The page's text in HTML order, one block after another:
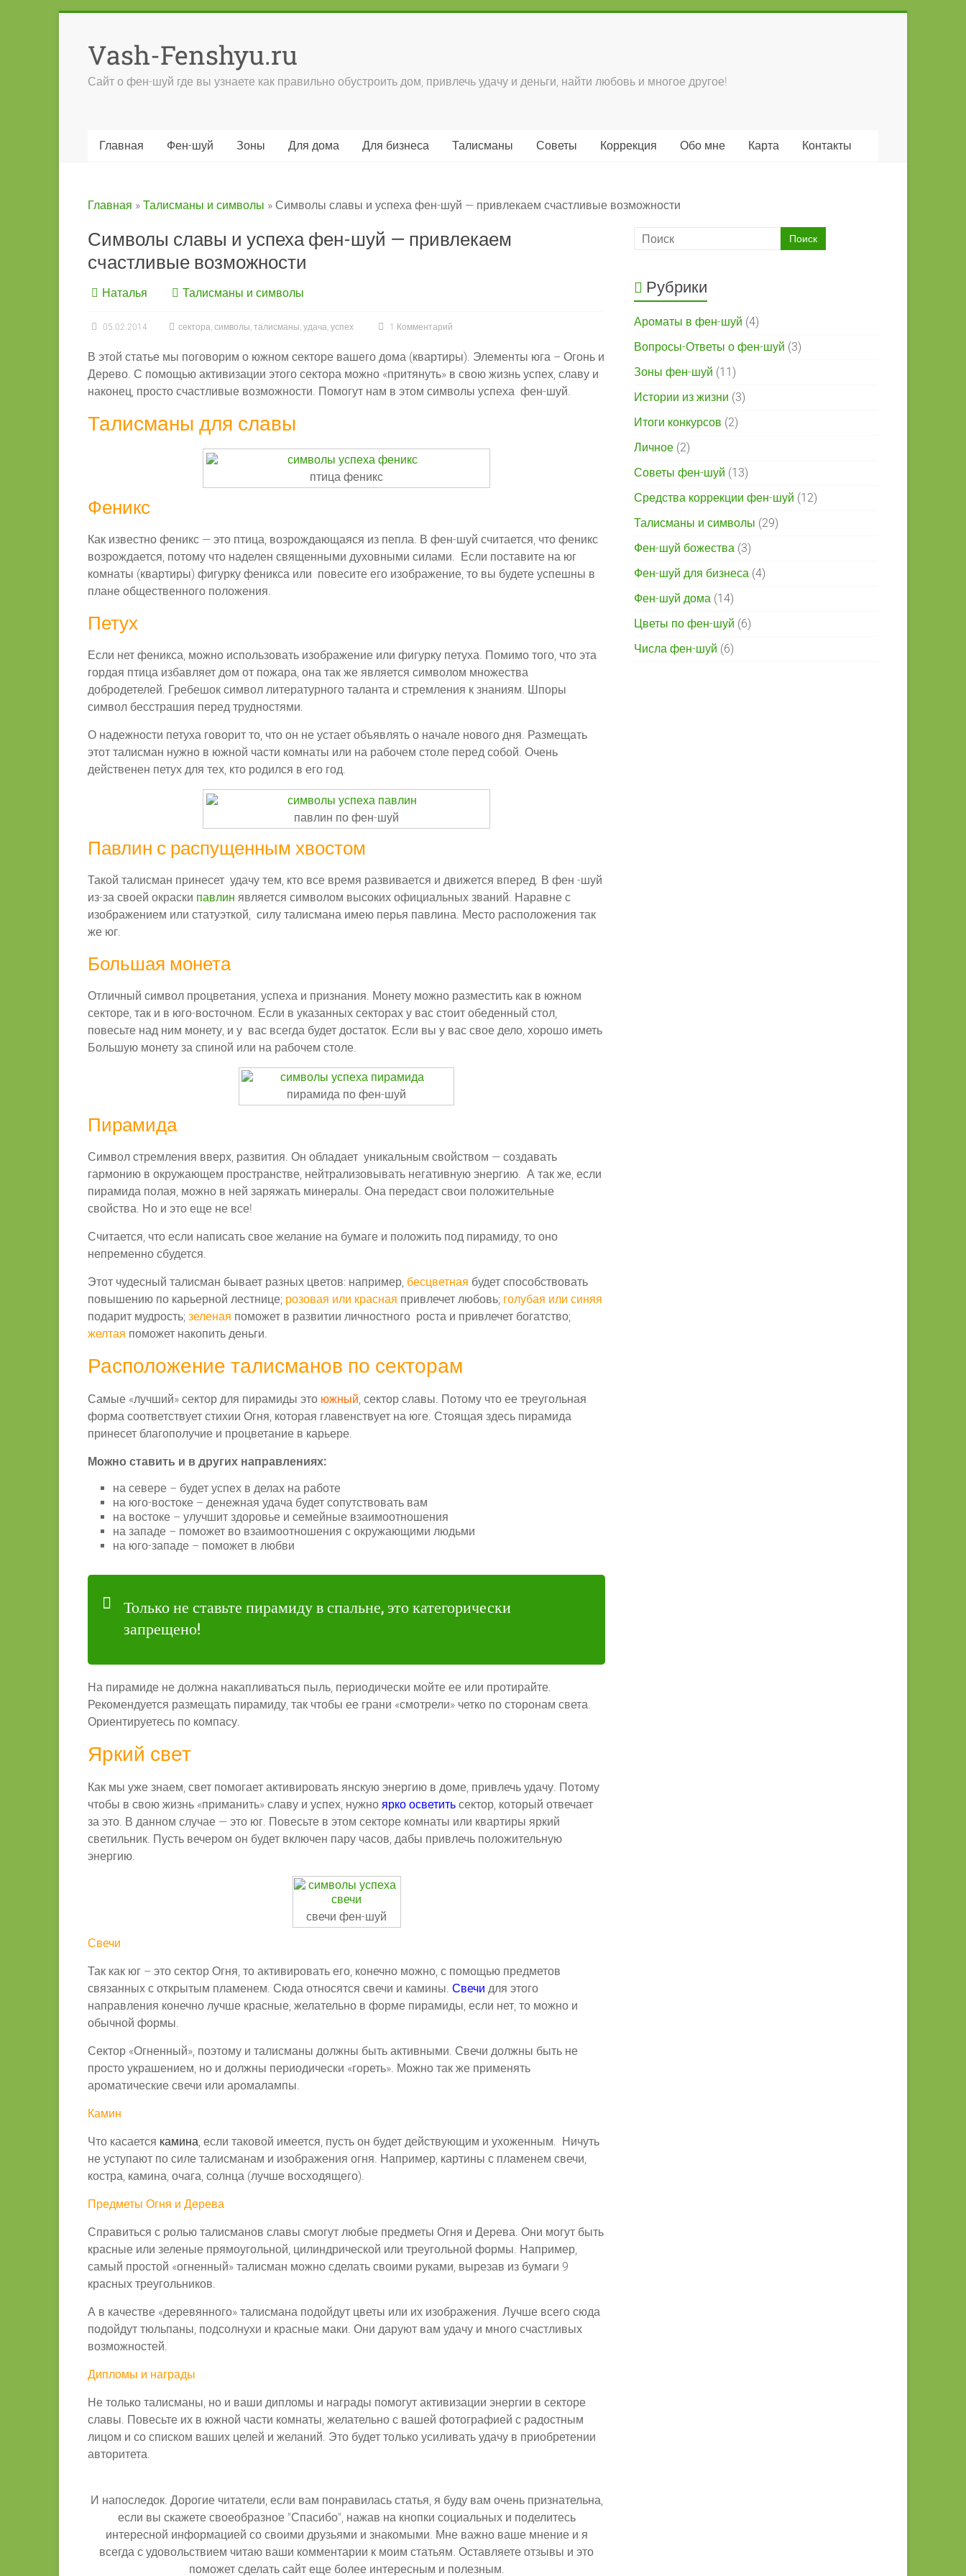
содержимому
Vash-Fenshyu.ru
Сайт о фен-шуй где вы узнаете как правильно обустроить дом, привлечь удачу и деньги, найти любовь и многое другое!
Главная Фен-шуй Зоны Для дома Для бизнеса Талисманы Советы Коррекция Обо мне Карта Контакты
Главная » Талисманы и символы » Символы славы и успеха фен-шуй — привлекаем счастливые возможности
Символы славы и успеха фен-шуй — привлекаем
счастливые возможности
Наталья Талисманы и символы
05.02.2014 сектора, символы, талисманы, удача, успех 1 Комментарий
В этой статье мы поговорим о южном секторе вашего дома (квартиры). Элементы юга – Огонь и
Дерево. С помощью активизации этого сектора можно «притянуть» в свою жизнь успех, славу и
наконец, просто счастливые возможности. Помогут нам в этом символы успеха фен-шуй.
Талисманы для славы
птица феникс
Феникс
Как известно феникс — это птица, возрождающаяся из пепла. В фен-шуй считается, что феникс
возрождается, потому что наделен священными духовными силами. Если поставите на юг
комнаты (квартиры) фигурку феникса или повесите его изображение, то вы будете успешны в
плане общественного положения.
Петух
Если нет феникса, можно использовать изображение или фигурку петуха. Помимо того, что эта
гордая птица избавляет дом от пожара, она так же является символом множества
добродетелей. Гребешок символ литературного таланта и стремления к знаниям. Шпоры
символ бесстрашия перед трудностями.
О надежности петуха говорит то, что он не устает объявлять о начале нового дня. Размещать
этот талисман нужно в южной части комнаты или на рабочем столе перед собой. Очень
действенен петух для тех, кто родился в его год.
павлин по фен-шуй
Павлин с распущенным хвостом
Такой талисман принесет удачу тем, кто все время развивается и движется вперед. В фен -шуй
из-за своей окраски павлин является символом высоких официальных званий. Наравне с
изображением или статуэткой, силу талисмана имею перья павлина. Место расположения так
же юг.
Большая монета
Отличный символ процветания, успеха и признания. Монету можно разместить как в южном
секторе, так и в юго-восточном. Если в указанных секторах у вас стоит обеденный стол,
повесьте над ним монету, и у вас всегда будет достаток. Если вы у вас свое дело, хорошо иметь
Большую монету за спиной или на рабочем столе.
пирамида по фен-шуй
Пирамида
Символ стремления вверх, развития. Он обладает уникальным свойством — создавать
гармонию в окружающем пространстве, нейтрализовывать негативную энергию. А так же, если
пирамида полая, можно в ней заряжать минералы. Она передаст свои положительные
свойства. Но и это еще не все!
Считается, что если написать свое желание на бумаге и положить под пирамиду, то оно
непременно сбудется.
Этот чудесный талисман бывает разных цветов: например, бесцветная будет способствовать
повышению по карьерной лестнице; розовая или красная привлечет любовь; голубая или синяя
подарит мудрость; зеленая поможет в развитии личностного роста и привлечет богатство;
желтая поможет накопить деньги.
Расположение талисманов по секторам
Самые «лучший» сектор для пирамиды это южный, сектор славы. Потому что ее треугольная
форма соответствует стихии Огня, которая главенствует на юге. Стоящая здесь пирамида
принесет благополучие и процветание в карьере.
Можно ставить и в других направлениях:
на севере – будет успех в делах на работе
на юго-востоке – денежная удача будет сопутствовать вам
на востоке – улучшит здоровье и семейные взаимоотношения
на западе – поможет во взаимоотношения с окружающими людьми
на юго-западе – поможет в любви
Только не ставьте пирамиду в спальне, это категорически
запрещено!
На пирамиде не должна накапливаться пыль, периодически мойте ее или протирайте.
Рекомендуется размещать пирамиду, так чтобы ее грани «смотрели» четко по сторонам света.
Ориентируетесь по компасу.
Яркий свет
Как мы уже знаем, свет помогает активировать янскую энергию в доме, привлечь удачу. Потому
чтобы в свою жизнь «приманить» славу и успех, нужно ярко осветить сектор, который отвечает
за это. В данном случае — это юг. Повесьте в этом секторе комнаты или квартиры яркий
светильник. Пусть вечером он будет включен пару часов, дабы привлечь положительную
энергию.
свечи фен-шуй
Свечи
Так как юг – это сектор Огня, то активировать его, конечно можно, с помощью предметов
связанных с открытым пламенем. Сюда относятся свечи и камины. Свечи для этого
направления конечно лучше красные, желательно в форме пирамиды, если нет, то можно и
обычной формы.
Сектор «Огненный», поэтому и талисманы должны быть активными. Свечи должны быть не
просто украшением, но и должны периодически «гореть». Можно так же применять
ароматические свечи или аромалампы.
Камин
Что касается камина, если таковой имеется, пусть он будет действующим и ухоженным. Ничуть
не уступают по силе талисманам и изображения огня. Например, картины с пламенем свечи,
костра, камина, очага, солнца (лучше восходящего).
Предметы Огня и Дерева
Справиться с ролью талисманов славы смогут любые предметы Огня и Дерева. Они могут быть
красные или зеленые прямоугольной, цилиндрической или треугольной формы. Например,
самый простой «огненный» талисман можно сделать своими руками, вырезав из бумаги 9
красных треугольников.
А в качестве «деревянного» талисмана подойдут цветы или их изображения. Лучше всего сюда
подойдут тюльпаны, подсолнухи и красные маки. Они даруют вам удачу и много счастливых
возможностей.
Дипломы и награды
Не только талисманы, но и ваши дипломы и награды помогут активизации энергии в секторе
славы. Повесьте их в южной части комнаты, желательно с вашей фотографией с радостным
лицом и со списком ваших целей и желаний. Это будет только усиливать удачу в приобретении
авторитета.
И напоследок. Дорогие читатели, если вам понравилась статья, я буду вам очень признательна,
если вы скажете своеобразное "Спасибо", нажав на кнопки социальных и поделитесь
интересной информацией со своими друзьями и знакомыми. Мне важно ваше мнение и я
всегда с удовольствием читаю ваши комментарии к моим статьям. Оставляете отзывы и это
поможет сделать сайт еще более интересным и полезным.
Рубрики
Ароматы в фен-шуй (4)
Вопросы-Ответы о фен-шуй (3)
Зоны фен-шуй (11)
Истории из жизни (3)
Итоги конкурсов (2)
Личное (2)
Советы фен-шуй (13)
Средства коррекции фен-шуй (12)
Талисманы и символы (29)
Фен-шуй божества (3)
Фен-шуй для бизнеса (4)
Фен-шуй дома (14)
Цветы по фен-шуй (6)
Числа фен-шуй (6)